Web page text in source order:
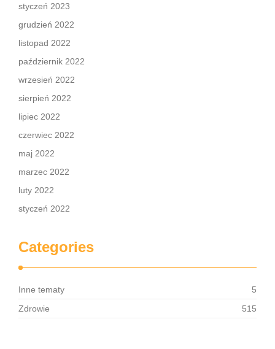
styczeń 2023
grudzień 2022
listopad 2022
październik 2022
wrzesień 2022
sierpień 2022
lipiec 2022
czerwiec 2022
maj 2022
marzec 2022
luty 2022
styczeń 2022
Categories
Inne tematy
5
Zdrowie
515